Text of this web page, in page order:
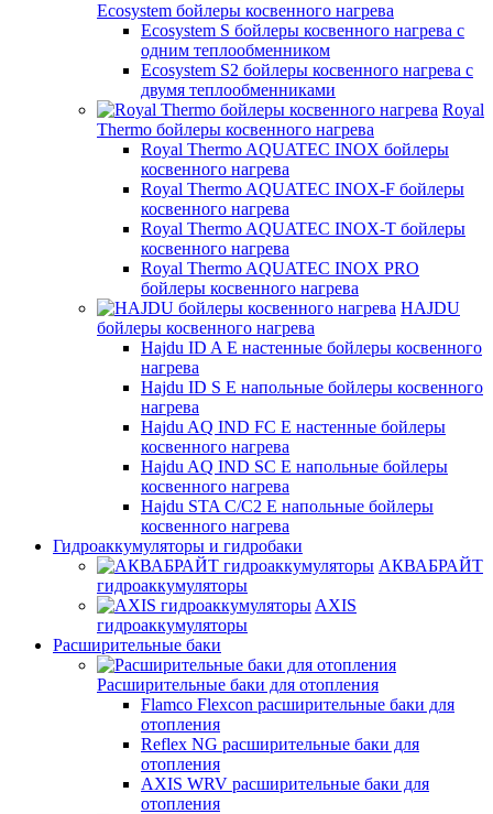
Ecosystem бойлеры косвенного нагрева
Ecosystem S бойлеры косвенного нагрева с
одним теплообменником
Ecosystem S2 бойлеры косвенного нагрева с
двумя теплообменниками
Royal
Thermo бойлеры косвенного нагрева
Royal Thermo AQUATEC INOX бойлеры
косвенного нагрева
Royal Thermo AQUATEC INOX-F бойлеры
косвенного нагрева
Royal Thermo AQUATEC INOX-T бойлеры
косвенного нагрева
Royal Thermo AQUATEC INOX PRO
бойлеры косвенного нагрева
HAJDU
бойлеры косвенного нагрева
Hajdu ID A E настенные бойлеры косвенного
нагрева
Hajdu ID S E напольные бойлеры косвенного
нагрева
Hajdu AQ IND FC E настенные бойлеры
косвенного нагрева
Hajdu AQ IND SC E напольные бойлеры
косвенного нагрева
Hajdu STA C/C2 E напольные бойлеры
косвенного нагрева
Гидроаккумуляторы и гидробаки
АКВАБРАЙТ
гидроаккумуляторы
AXIS
гидроаккумуляторы
Расширительные баки
Расширительные баки для отопления
Flamco Flexcon расширительные баки для
отопления
Reflex NG расширительные баки для
отопления
AXIS WRV расширительные баки для
отопления